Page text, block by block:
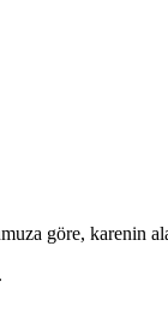
göre, karenin